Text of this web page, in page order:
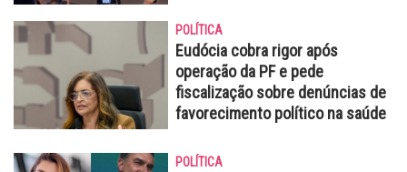
POLÍTICA
Eudócia cobra rigor após
operação da PF e pede
fiscalização sobre denúncias de
favorecimento político na saúde
POLÍTICA